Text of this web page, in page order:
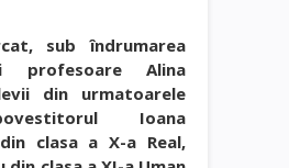
sub îndrumarea
profesoare Alina
din urmatoarele
Ioana
clasa a X-a Real,